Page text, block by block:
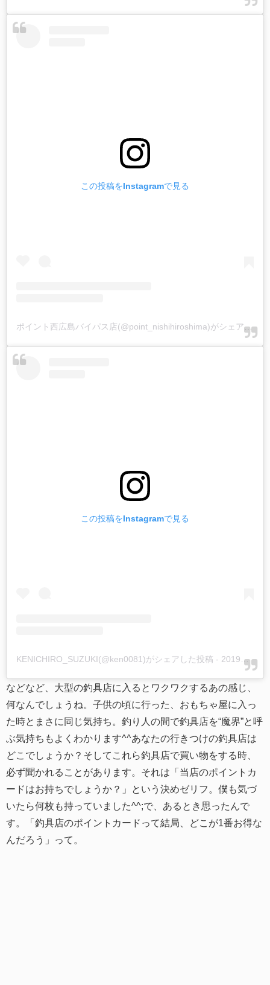
この投稿をInstagramで見る
ポイント西広島バイパス店(@point_nishihiroshima)がシェアした投稿
この投稿をInstagramで見る
KENICHIRO_SUZUKI(@ken0081)がシェアした投稿 - 2019年 6月月13日午前4時12分PDT
などなど、大型の釣具店に入るとワクワクするあの感じ、
何なんでしょうね。子供の頃に行った、おもちゃ屋に入っ
た時とまさに同じ気持ち。釣り人の間で釣具店を“魔界”と呼
ぶ気持ちもよくわかります^^あなたの行きつけの釣具店は
どこでしょうか？そしてこれら釣具店で買い物をする時、
必ず聞かれることがあります。それは「当店のポイントカ
ードはお持ちでしょうか？」という決めゼリフ。僕も気づ
いたら何枚も持っていました^^;で、あるとき思ったんで
す。「釣具店のポイントカードって結局、どこが1番お得な
んだろう」って。